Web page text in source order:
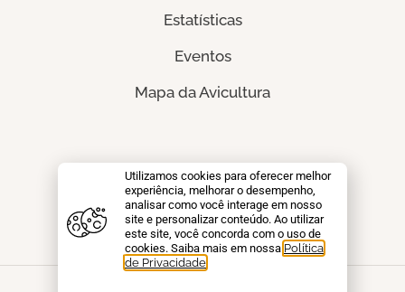
Estatísticas
Eventos
Mapa da Avicultura
CONTATO
Fale conosco
Utilizamos cookies para oferecer melhor
experiência, melhorar o desempenho,
analisar como você interage em nosso
site e personalizar conteúdo. Ao utilizar
este site, você concorda com o uso de
cookies. Saiba mais em nossa Política
de Privacidade